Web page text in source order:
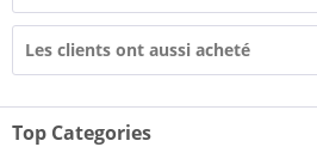
Les clients ont aussi acheté
Top Categories